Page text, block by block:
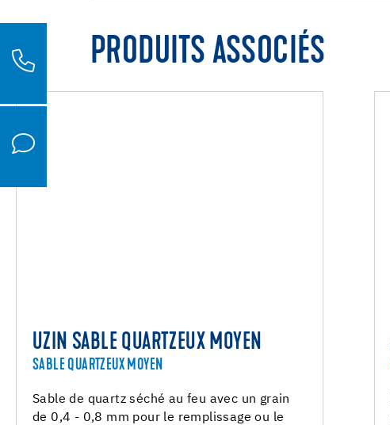
PRODUITS ASSOCIÉS
UZIN SABLE QUARTZEUX MOYEN
SABLE QUARTZEUX MOYEN
Sable de quartz séché au feu avec un grain
de 0,4 - 0,8 mm pour le remplissage ou le